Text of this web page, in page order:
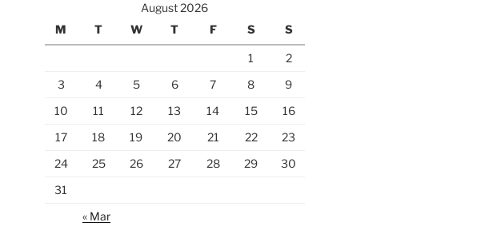
August 2026
M
T W T F S S
1
2
3
4 5 6 7 8
9
10
11 12 13 14 15
16
17
18 19 20 21 22
23
24
25 26 27 28 29
30
31
« Mar